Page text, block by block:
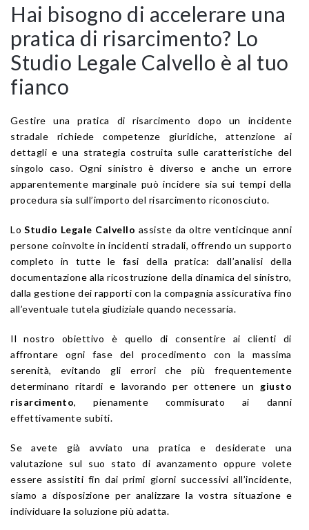
Hai bisogno di accelerare una
pratica di risarcimento? Lo
Studio Legale Calvello è al tuo
fianco
Gestire una pratica di risarcimento dopo un incidente
stradale richiede competenze giuridiche, attenzione ai
dettagli e una strategia costruita sulle caratteristiche del
singolo caso. Ogni sinistro è diverso e anche un errore
apparentemente marginale può incidere sia sui tempi della
procedura sia sull’importo del risarcimento riconosciuto.
LoStudio Legale Calvello assiste da oltre venticinque anni
persone coinvolte in incidenti stradali, offrendo un supporto
completo in tutte le fasi della pratica: dall’analisi della
documentazione alla ricostruzione della dinamica del sinistro,
dalla gestione dei rapporti con la compagnia assicurativa fino
all’eventuale tutela giudiziale quando necessaria.
Il nostro obiettivo è quello di consentire ai clienti di
affrontare ogni fase del procedimento con la massima
serenità, evitando gli errori che più frequentemente
determinano ritardi e lavorando per ottenere un giusto
risarcimento, pienamente commisurato ai danni
effettivamente subiti.
Se avete già avviato una pratica e desiderate una
valutazione sul suo stato di avanzamento oppure volete
essere assistiti fin dai primi giorni successivi all’incidente,
siamo a disposizione per analizzare la vostra situazione e
individuare la soluzione più adatta.